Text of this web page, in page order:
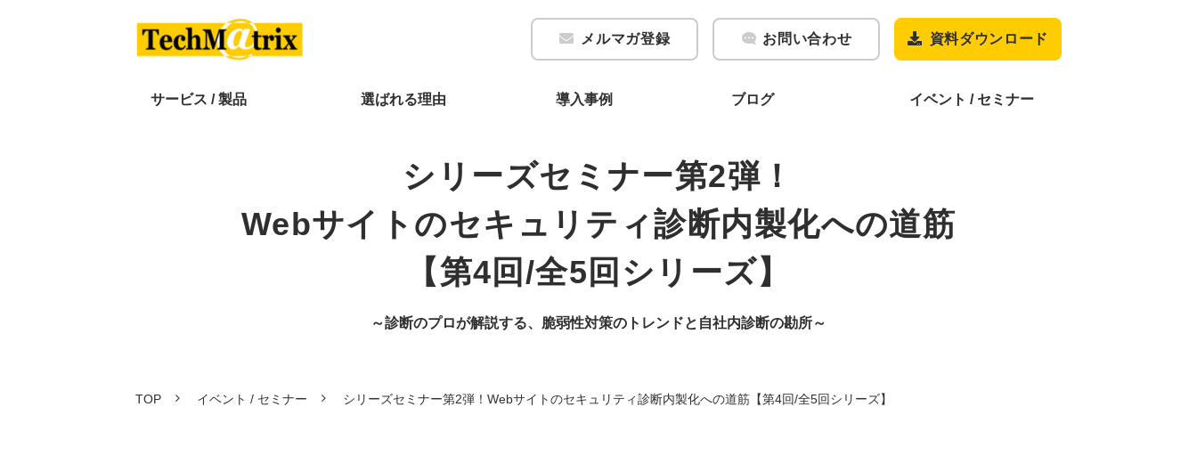
メルマガ登録 お問い合わせ 資料ダウンロード
サービス / 製品 選ばれる理由 導入事例 ブログ イベント / セミナー
シリーズセミナー第2弾！
Webサイトのセキュリティ診断内製化への道筋
【第4回/全5回シリーズ】
～診断のプロが解説する、脆弱性対策のトレンドと自社内診断の勘所～
TOP イベント / セミナー シリーズセミナー第2弾！Webサイトのセキュリティ診断内製化への道筋【第4回/全5回シリーズ】